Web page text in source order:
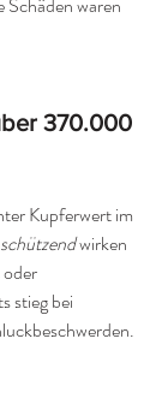
370.000
Kupferwert im
schützend wirken
oder
stieg bei